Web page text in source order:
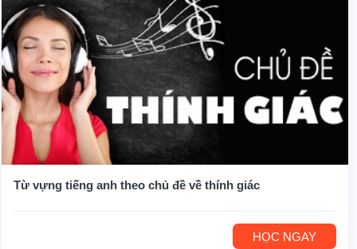
Từ vựng tiếng anh theo chủ đề về thính giác
HỌC NGAY